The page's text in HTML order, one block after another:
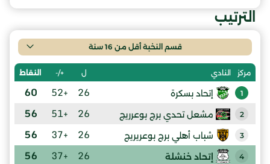
الترتيب
قسم النخبة أقل من 16 سنة
مركز النادي ل +/- النقاط
1 إتحاد بسكرة 26
+52
60
2 مشعل تحدي برج بوعرريج 26
+51
56
3 شباب أهلي برج بوعريريج 26
+37
56
4 إتحاد خنشلة 26
+37
56